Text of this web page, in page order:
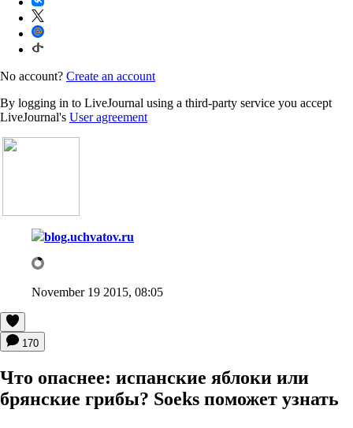
No account? Create an account
By logging in to LiveJournal using a third-party service you accept
LiveJournal's User agreement
blog.uchvatov.ru
November 19 2015, 08:05
170
Что опаснее: испанские яблоки или
брянские грибы? Soeks поможет узнать